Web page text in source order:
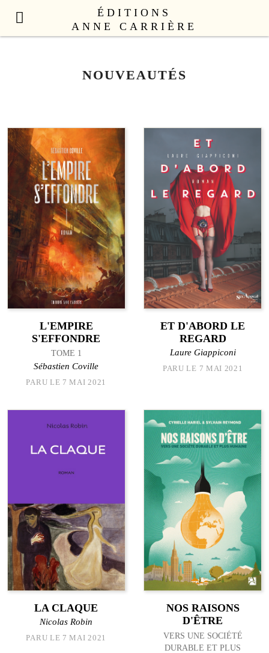
ÉDITIONS
ANNE CARRIÈRE
LITTÉRATURE FRANÇAISE
SEX APPEAL
CATALOGUE
AUTEURS
LE COLLECTIF
CONTACT
PROFESSIONNELS
NOUVEAUTÉS
L'EMPIRE
S'EFFONDRE
TOME 1
Sébastien Coville
PARU LE 7 MAI 2021
ET D'ABORD LE
REGARD
Laure Giappiconi
PARU LE 7 MAI 2021
LA CLAQUE
Nicolas Robin
PARU LE 7 MAI 2021
NOS RAISONS
D'ÊTRE
VERS UNE SOCIÉTÉ
DURABLE ET PLUS